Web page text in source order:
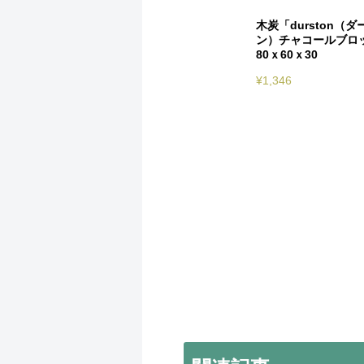
木炭「durston（ダ
ン）チャコールブロ
80ｘ60ｘ30
¥1,346